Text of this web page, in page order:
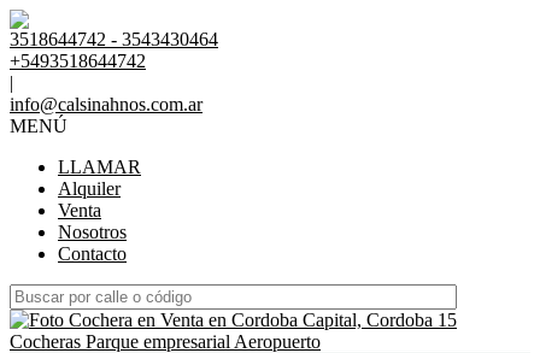
3518644742 - 3543430464
+5493518644742
|
info@calsinahnos.com.ar
MENÚ
LLAMAR
Alquiler
Venta
Nosotros
Contacto